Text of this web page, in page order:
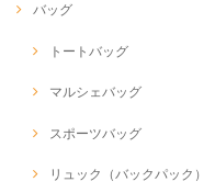
バッグ
トートバッグ
マルシェバッグ
スポーツバッグ
リュック（バックパック）